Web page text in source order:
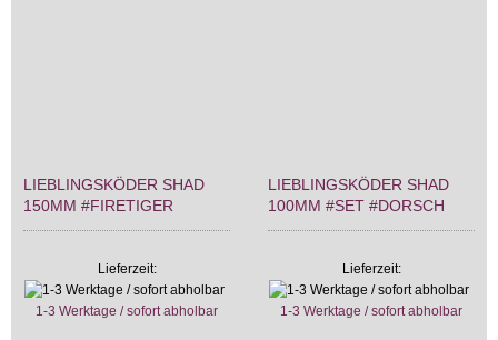
LIEBLINGSKÖDER SHAD
150MM #FIRETIGER
Lieferzeit:
1-3 Werktage / sofort abholbar
LIEBLINGSKÖDER SHAD
100MM #SET #DORSCH
Lieferzeit:
1-3 Werktage / sofort abholbar